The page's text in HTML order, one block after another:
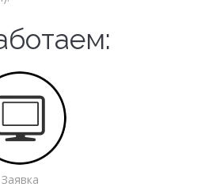
Заявка